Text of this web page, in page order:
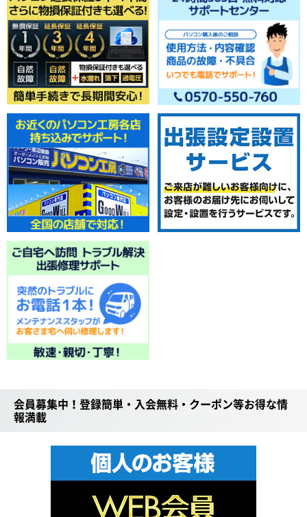
会員募集中！登録簡単・入会無料・クーポン等お得な情
報満載